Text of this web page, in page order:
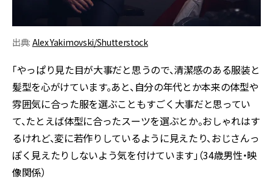
出典: Alex Yakimovski/Shutterstock
「やっぱり見た目が大事だと思うので、清潔感のある服装と
髪型を心がけています。あと、自分の年代とか本来の体型や
雰囲気に合った服を選ぶこともすごく大事だと思ってい
て、たとえば体型に合ったスーツを選ぶとか。おしゃれはす
るけれど、変に若作りしているように見えたり、おじさんっ
ぽく見えたりしないよう気を付けています」（34歳男性・映
像関係）